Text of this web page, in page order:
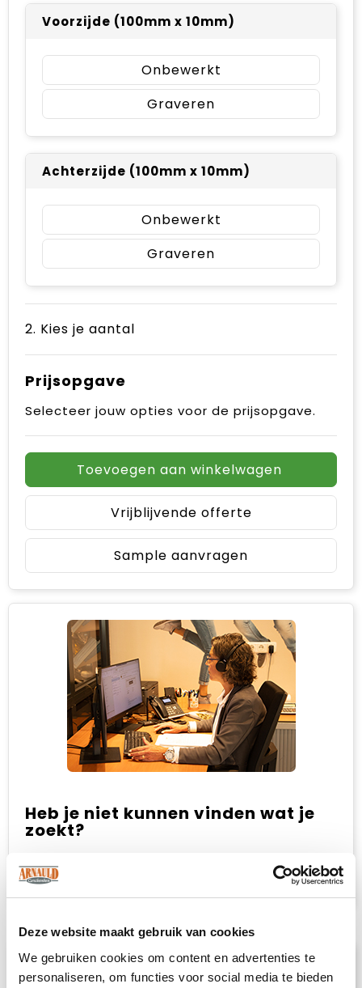
Deze website maakt gebruik van cookies
We gebruiken cookies om content en advertenties te
personaliseren, om functies voor social media te bieden
Voorzijde (100mm x 10mm)
Onbewerkt
Graveren
Achterzijde (100mm x 10mm)
Onbewerkt
Graveren
2. Kies je aantal
Prijsopgave
Selecteer jouw opties voor de prijsopgave.
Toevoegen aan winkelwagen
Vrijblijvende offerte
Sample aanvragen
Heb je niet kunnen vinden wat je
zoekt?
Neem contact met ons op
voor een advies
op maat.
Omschrijving